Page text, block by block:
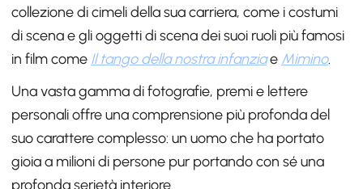
collezione di cimeli della sua carriera, come i costumi
di scena e gli oggetti di scena dei suoi ruoli più famosi
in film come Il tango della nostra infanziae Mimino.
Una vasta gamma di fotografie, premi e lettere
personali offre una comprensione più profonda del
suo carattere complesso: un uomo che ha portato
gioia a milioni di persone pur portando con sé una
profonda serietà interiore.